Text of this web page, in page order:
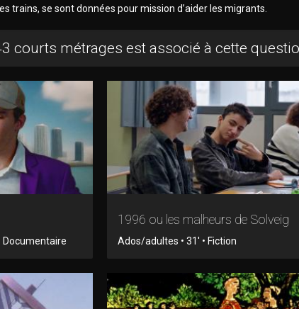
trains, se sont données pour mission d’aider les migrants.
courts métrages est associé à cette
Documentaire
1996 ou les malheurs de Solveig
Ados/adultes • 31' • Fiction